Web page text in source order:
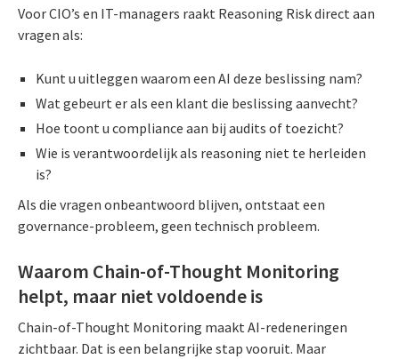
Voor CIO’s en IT-managers raakt Reasoning Risk direct aan
vragen als:
Kunt u uitleggen waarom een AI deze beslissing nam?
Wat gebeurt er als een klant die beslissing aanvecht?
Hoe toont u compliance aan bij audits of toezicht?
Wie is verantwoordelijk als reasoning niet te herleiden
is?
Als die vragen onbeantwoord blijven, ontstaat een
governance-probleem, geen technisch probleem.
Waarom Chain-of-Thought Monitoring
helpt, maar niet voldoende is
Chain-of-Thought Monitoring maakt AI-redeneringen
zichtbaar. Dat is een belangrijke stap vooruit. Maar